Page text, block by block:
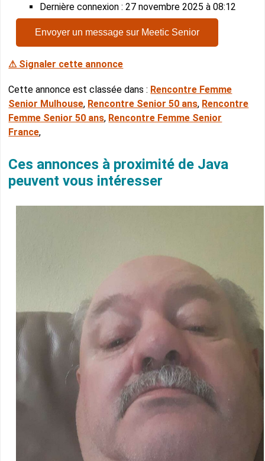
Dernière connexion : 27 novembre 2025 à 08:12
Envoyer un message sur Meetic Senior
⚠ Signaler cette annonce
Cette annonce est classée dans : Rencontre Femme
Senior Mulhouse, Rencontre Senior 50 ans, Rencontre
Femme Senior 50 ans, Rencontre Femme Senior
France,
Ces annonces à proximité de Java
peuvent vous intéresser